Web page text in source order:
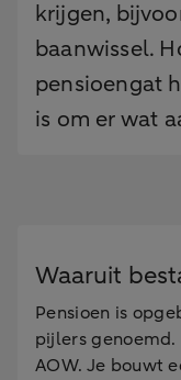
krijgen,
baanwissel.
pensioengat
is om er wat
Waaruit
Pensioen is
pijlers
AOW. Je bouwt